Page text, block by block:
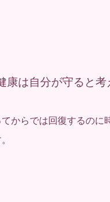
康は自分が守ると考
からでは回復するのに